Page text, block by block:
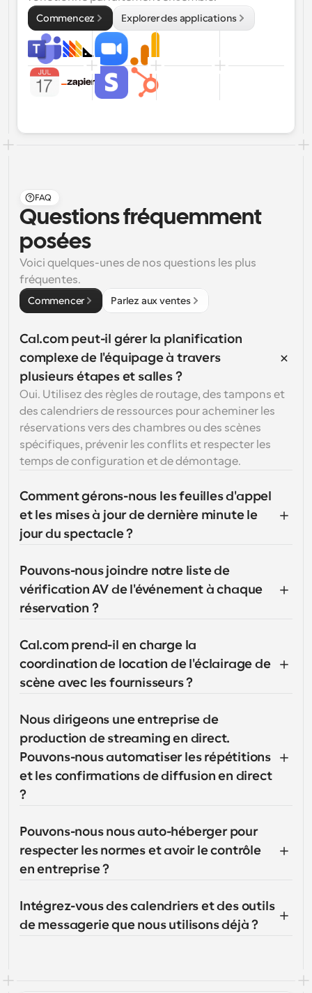
Commencez Explorer des applications
FAQ
Questions fréquemment
posées
Voici quelques-unes de nos questions les plus
fréquentes.
Commencer Parlez aux ventes
Cal.com peut-il gérer la planification
complexe de l'équipage à travers
plusieurs étapes et salles ?
Oui. Utilisez des règles de routage, des tampons et
des calendriers de ressources pour acheminer les
réservations vers des chambres ou des scènes
spécifiques, prévenir les conflits et respecter les
temps de configuration et de démontage.
Comment gérons-nous les feuilles d'appel
et les mises à jour de dernière minute le
jour du spectacle ?
Pouvons-nous joindre notre liste de
vérification AV de l'événement à chaque
réservation ?
Cal.com prend-il en charge la
coordination de location de l'éclairage de
scène avec les fournisseurs ?
Nous dirigeons une entreprise de
production de streaming en direct.
Pouvons-nous automatiser les répétitions
et les confirmations de diffusion en direct
?
Pouvons-nous nous auto-héberger pour
respecter les normes et avoir le contrôle
en entreprise ?
Intégrez-vous des calendriers et des outils
de messagerie que nous utilisons déjà ?